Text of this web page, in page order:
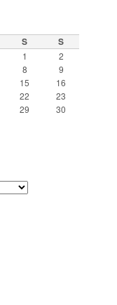
S S
1
2
8
9
15
16
22
23
29
30